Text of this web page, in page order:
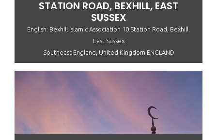
STATION ROAD, BEXHILL, EAST
SUSSEX
English: Bexhill Islamic Association 10 Station Road, Bexhill,
East Sussex
Southeast England, United Kingdom ENGLAND